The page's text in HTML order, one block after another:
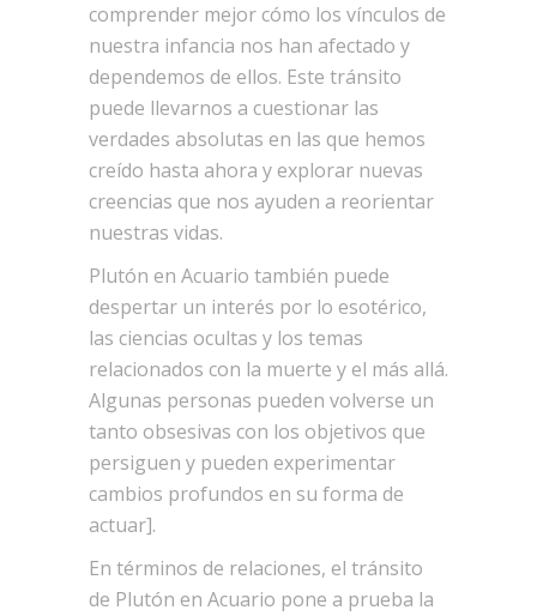
comprender mejor cómo los vínculos de
nuestra infancia nos han afectado y
dependemos de ellos. Este tránsito
puede llevarnos a cuestionar las
verdades absolutas en las que hemos
creído hasta ahora y explorar nuevas
creencias que nos ayuden a reorientar
nuestras vidas.
Plutón en Acuario también puede
despertar un interés por lo esotérico,
las ciencias ocultas y los temas
relacionados con la muerte y el más allá.
Algunas personas pueden volverse un
tanto obsesivas con los objetivos que
persiguen y pueden experimentar
cambios profundos en su forma de
actuar].
En términos de relaciones, el tránsito
de Plutón en Acuario pone a prueba la